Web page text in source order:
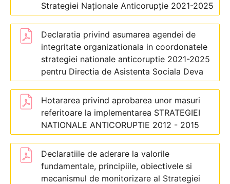
Strategiei Naționale Anticorupție 2021-2025
Declaratia privind asumarea agendei de
integritate organizationala in coordonatele
strategiei nationale anticoruptie 2021-2025
pentru Directia de Asistenta Sociala Deva
Hotararea privind aprobarea unor masuri
referitoare la implementarea STRATEGIEI
NATIONALE ANTICORUPTIE 2012 - 2015
Declaratiile de aderare la valorile
fundamentale, principiile, obiectivele si
mecanismul de monitorizare al Strategiei